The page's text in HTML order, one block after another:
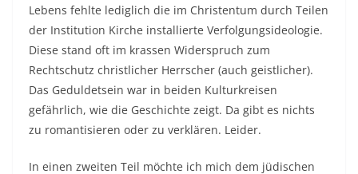
Lebens fehlte lediglich die im Christentum durch Teilen
der Institution Kirche installierte Verfolgungsideologie.
Diese stand oft im krassen Widerspruch zum
Rechtschutz christlicher Herrscher (auch geistlicher).
Das Geduldetsein war in beiden Kulturkreisen
gefährlich, wie die Geschichte zeigt. Da gibt es nichts
zu romantisieren oder zu verklären. Leider.
In einen zweiten Teil möchte ich mich dem jüdischen